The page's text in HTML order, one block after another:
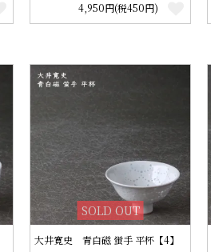
4,950円(税450円)
SOLD OUT
大井寛史 青白磁 蛍手 平杯【4】